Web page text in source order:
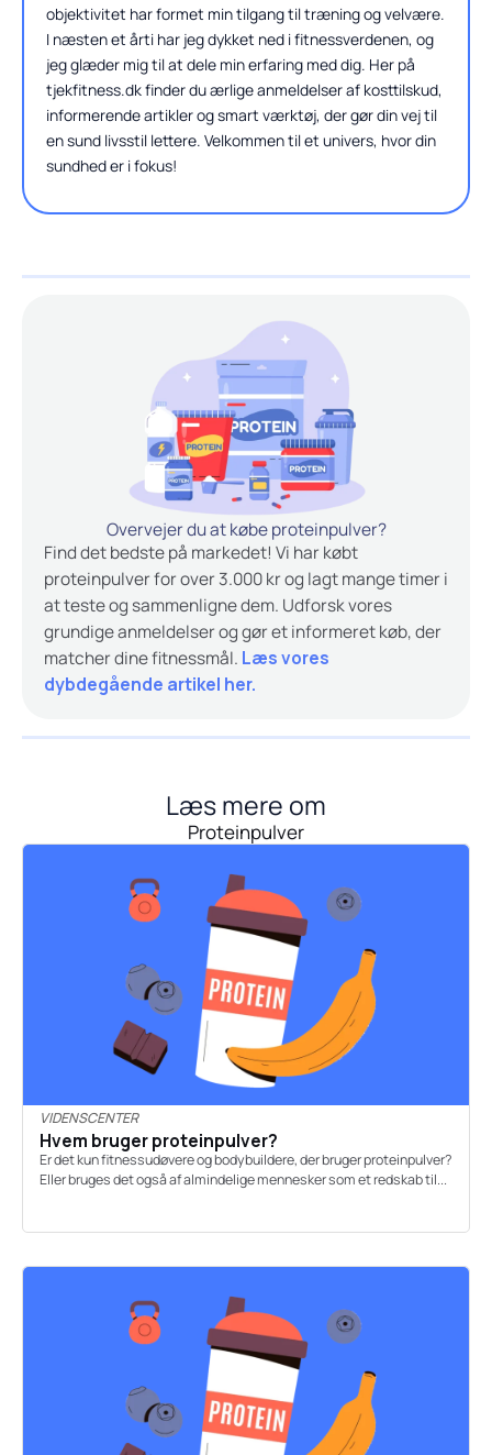
objektivitet har formet min tilgang til træning og velvære.
I næsten et årti har jeg dykket ned i fitnessverdenen, og
jeg glæder mig til at dele min erfaring med dig. Her på
tjekfitness.dk finder du ærlige anmeldelser af kosttilskud,
informerende artikler og smart værktøj, der gør din vej til
en sund livsstil lettere. Velkommen til et univers, hvor din
sundhed er i fokus!
Overvejer du at købe proteinpulver?
Find det bedste på markedet! Vi har købt
proteinpulver for over 3.000 kr og lagt mange timer i
at teste og sammenligne dem. Udforsk vores
grundige anmeldelser og gør et informeret køb, der
matcher dine fitnessmål. Læs vores
dybdegående artikel her.
Læs mere om
Proteinpulver
VIDENSCENTER
Hvem bruger proteinpulver?
Er det kun fitnessudøvere og bodybuildere, der bruger proteinpulver?
Eller bruges det også af almindelige mennesker som et redskab til...